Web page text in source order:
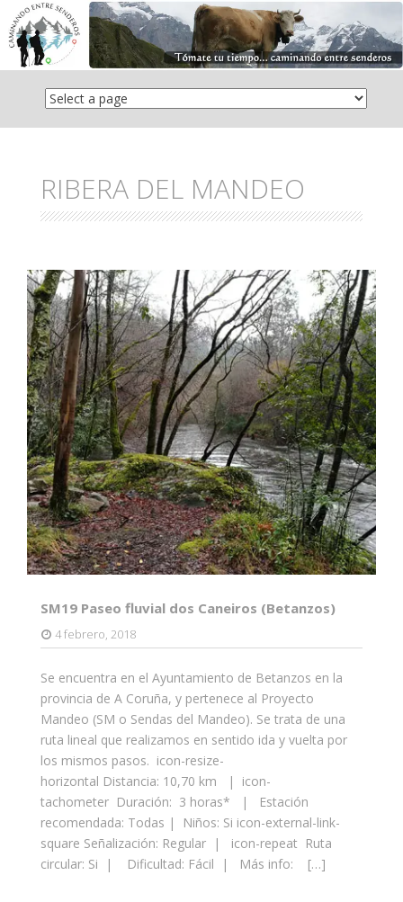
Saltar
contenido
RIBERA DEL MANDEO
SM19 Paseo fluvial dos Caneiros (Betanzos)
4 febrero, 2018
Se encuentra en el Ayuntamiento de Betanzos en la
provincia de A Coruña, y pertenece al Proyecto
Mandeo (SM o Sendas del Mandeo). Se trata de una
ruta lineal que realizamos en sentido ida y vuelta por
los mismos pasos. icon-resize-
horizontal Distancia: 10,70 km | icon-
tachometer Duración: 3 horas* | Estación
recomendada: Todas | Niños: Si icon-external-link-
square Señalización: Regular | icon-repeat Ruta
circular: Si | Dificultad: Fácil | Más info: […]